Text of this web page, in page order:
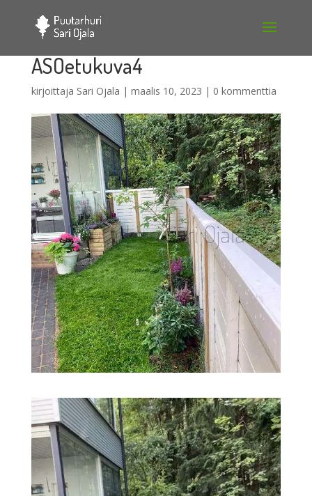
ASOetukuva4
kirjoittaja Sari Ojala | maalis 10, 2023 | 0 kommenttia